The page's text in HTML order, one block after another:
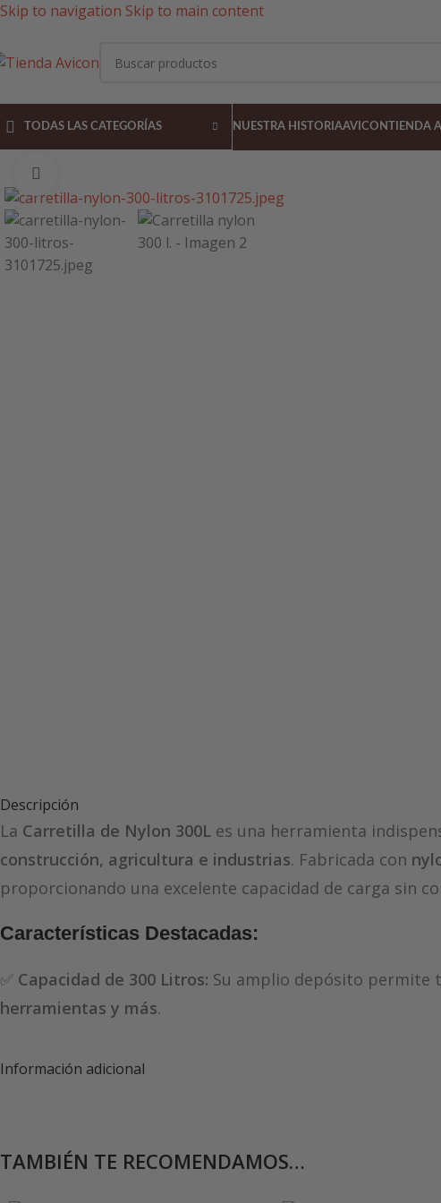
Skip to navigation Skip to main content
TODAS LAS CATEGORÍAS NUESTRA HISTORIAAVICON TIENDA
Descripción
La Carretilla de Nylon 300L es una herramienta
construcción, agricultura e industrias. Fabricada con
proporcionando una excelente capacidad de carga sin
Características Destacadas:
✅ Capacidad de 300 Litros: Su amplio depósito permite
herramientas y más.
durante el traslado de materiales.
Información adicional
TAMBIÉN TE RECOMENDAMOS…